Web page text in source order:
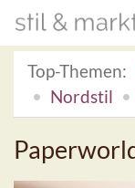
Top-Themen:
Nordstil